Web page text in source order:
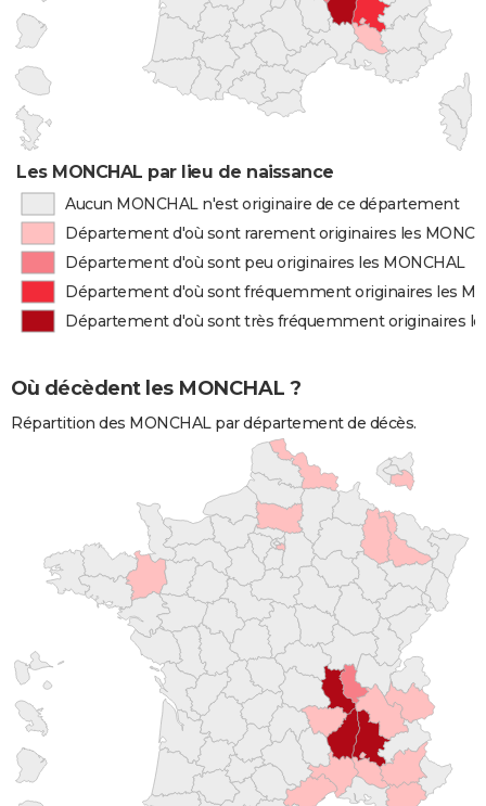
Les MONCHAL par lieu de naissance
Aucun MONCHAL n'est originaire de ce département
Département d'où sont rarement originaires les
Département d'où sont peu originaires les MONCHAL
Département d'où sont fréquemment originaires les
Département d'où sont très fréquemment originaires
Où décèdent les MONCHAL ?
Répartition des MONCHAL par département de décès.